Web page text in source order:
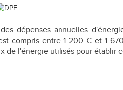
dépenses annuelles
compris entre 1 200 € et 1
de l'énergie utilisés pour établir